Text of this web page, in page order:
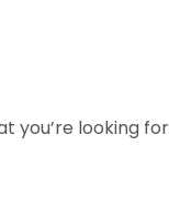
you’re looking